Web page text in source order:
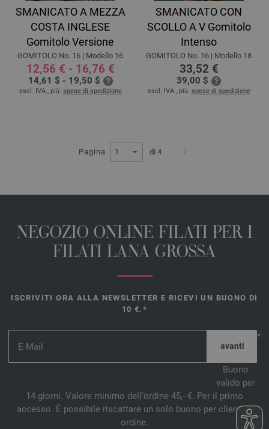
SMANICATO A MEZZA
COSTA INGLESE
Gomitolo Versione
GOMITOLO No. 16 | Modello 16
12,56 € - 16,76 €
14,61 $ - 19,50 $
escl. IVA., più. spese di spedizione
SMANICATO CON
SCOLLO A V Gomitolo
Intenso
GOMITOLO No. 16 | Modello 18
33,52 €
39,00 $
escl. IVA., più. spese di spedizione
Pagina di 4
NEGOZIO ONLINE FILATI PER I
FILATI LANA GROSSA
ISCRIVITI ORA ALLA NEWSLETTER E RICEVI UN BUONO DI
10 €.*
*
Buono
valido per
14 giorni. Valore minimo dell'ordine 45,- €. Per il primo
accesso. È possibile riscattare un solo buono per cliente e
ordine.